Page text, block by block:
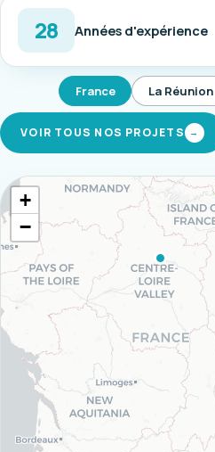
28 Années d'expérience
France La Réunion
VOIR TOUS NOS PROJETS →
+
−